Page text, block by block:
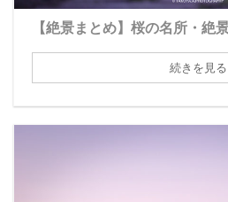
【絶景まとめ】桜の名所・絶
続きを見る